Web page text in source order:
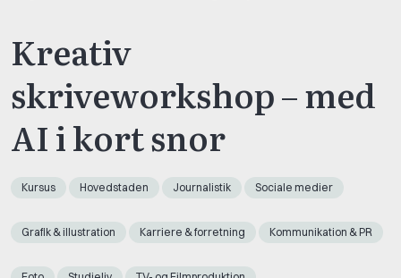
Kreativ
skriveworkshop – med
AI i kort snor
Kursus Hovedstaden Journalistik Sociale medier
Grafik & illustration Karriere & forretning Kommunikation & PR